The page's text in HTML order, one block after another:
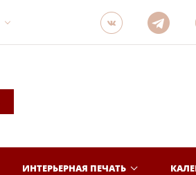
ИНТЕРЬЕРНАЯ ПЕЧАТЬ